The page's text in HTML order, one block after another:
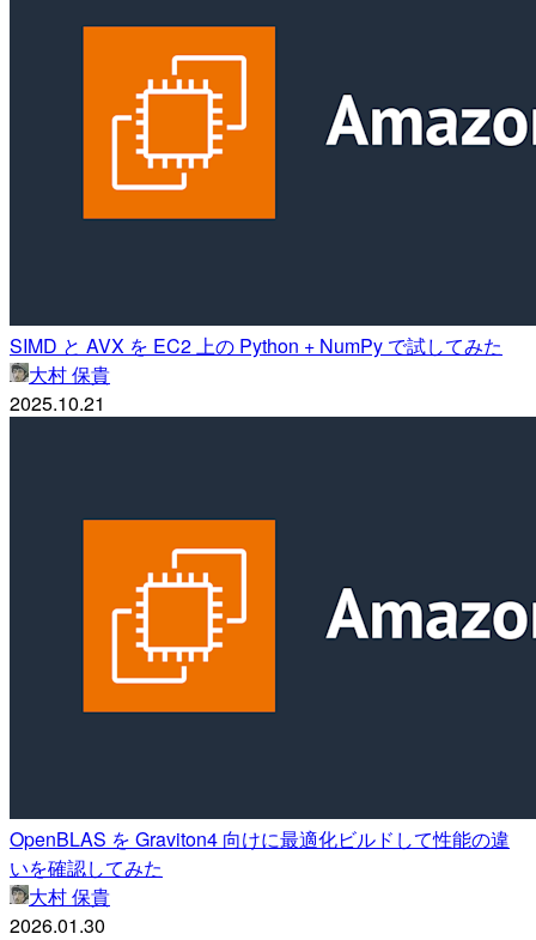
SIMD と AVX を EC2 上の Python + NumPy で試してみた
大村 保貴
2025.10.21
OpenBLAS を Graviton4 向けに最適化ビルドして性能の違
いを確認してみた
大村 保貴
2026.01.30